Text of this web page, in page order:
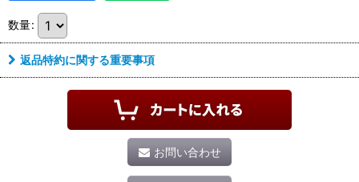
数量:
返品特約に関する重要事項
お問い合わせ